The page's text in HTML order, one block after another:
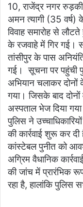
10, राजेंद्र नगर
अमन त्यागी (35
विवाह समारोह से
के रजवाहे में गिर गई।
तांसीपुर के पास
गई। सूचना पर पहुंची
अभियान चलाकर दोनों
गया। जिसके बाद दोनों
अस्पताल भेज दिया
पुलिस ने
की कार्रवाई शुरू कर
कांस्टेबल पुनीत को
अग्रिम वैधानिक
की जांच में प्रारंभिक
रहा है, हालांकि पुलिस